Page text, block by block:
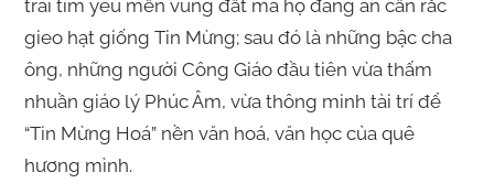
trái tim yêu mến vùng đất mà họ đang ân cần rắc
gieo hạt giống Tin Mừng; sau đó là những bậc cha
ông, những người Công Giáo đầu tiên vừa thấm
nhuần giáo lý Phúc Âm, vừa thông minh tài trí để
“Tin Mừng Hoá” nền văn hoá, văn học của quê
hương mình.